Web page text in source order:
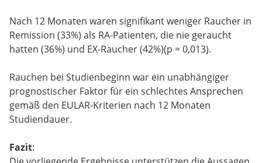
Nach 12 Monaten waren signifikant weniger Raucher in
Remission (33%) als RA-Patienten, die nie geraucht
hatten (36%) und EX-Raucher (42%)(p = 0,013).
Rauchen bei Studienbeginn war ein unabhängiger
prognostischer Faktor für ein schlechtes Ansprechen
gemäß den EULAR-Kriterien nach 12 Monaten
Studiendauer.
Fazit: